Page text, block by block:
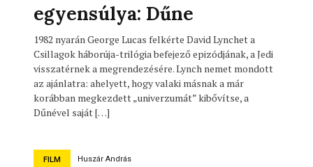
egyensúlya: Dűne
1982 nyarán George Lucas felkérte David Lynchet a
Csillagok háborúja-trilógia befejező epizódjának, a Jedi
visszatérnek a megrendezésére. Lynch nemet mondott
az ajánlatra: ahelyett, hogy valaki másnak a már
korábban megkezdett „univerzumát” kibővítse, a
Dűnével saját […]
FILM Huszár András